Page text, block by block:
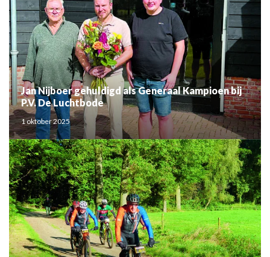
Jan Nijboer gehuldigd als Generaal Kampioen bij
P.V. De Luchtbode
1 oktober 2025